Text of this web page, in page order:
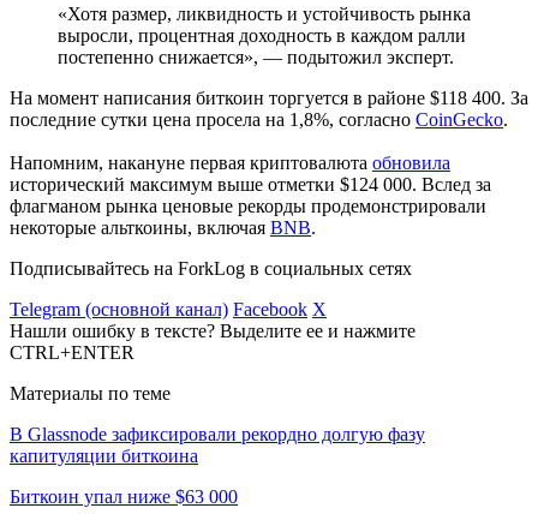
«Хотя размер, ликвидность и устойчивость рынка
выросли, процентная доходность в каждом ралли
постепенно снижается», — подытожил эксперт.
На момент написания биткоин торгуется в районе $118 400. За
последние сутки цена просела на 1,8%, согласно CoinGecko.
Напомним, накануне первая криптовалюта обновила
исторический максимум выше отметки $124 000. Вслед за
флагманом рынка ценовые рекорды продемонстрировали
некоторые альткоины, включая BNB.
Подписывайтесь на ForkLog в социальных сетях
Telegram (основной канал) Facebook X
Нашли ошибку в тексте? Выделите ее и нажмите
CTRL+ENTER
Материалы по теме
В Glassnode зафиксировали рекордно долгую фазу
капитуляции биткоина
Биткоин упал ниже $63 000